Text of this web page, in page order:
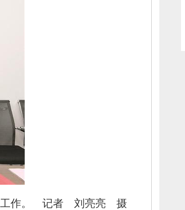
作。
记者 刘亮亮 摄